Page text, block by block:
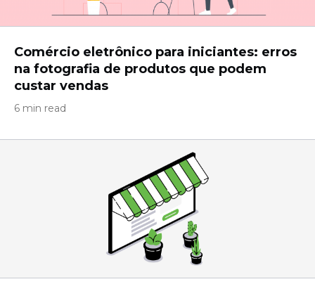
Comércio eletrônico para iniciantes: erros
na fotografia de produtos que podem
custar vendas
6 min read